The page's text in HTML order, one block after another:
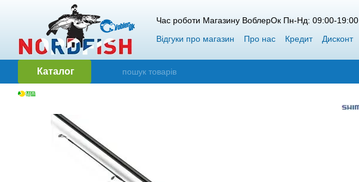
Перейти до основного контенту
Час роботи Магазину ВоблерОк Пн-Нд: 09:00-19:00
Відгуки про магазин
Про нас Кредит Дисконт
Каталог